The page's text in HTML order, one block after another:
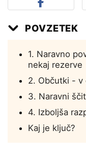
POVZETEK
1. Naravno
nekaj rezerve
2. Občutki - v
3. Naravni
4. Izboljša
Kaj je ključ?